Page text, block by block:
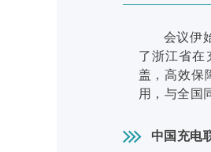
会议伊
了浙江省在
盖，高效保
用，与全国
中国充电